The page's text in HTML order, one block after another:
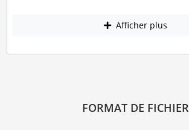
Afficher plus
FORMAT DE FICHIER